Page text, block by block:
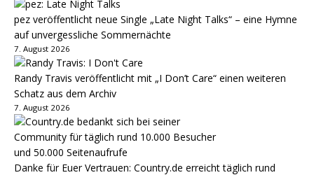
pez veröffentlicht neue Single „Late Night Talks“ – eine Hymne
auf unvergessliche Sommernächte
7. August 2026
Randy Travis veröffentlicht mit „I Don’t Care“ einen weiteren
Schatz aus dem Archiv
7. August 2026
Danke für Euer Vertrauen: Country.de erreicht täglich rund